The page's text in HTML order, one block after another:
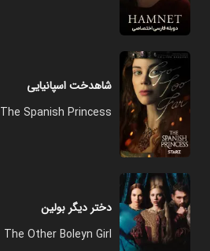
شاهدخت اسپانیایی
The Spanish Princess
دختر دیگر بولین
The Other Boleyn Girl